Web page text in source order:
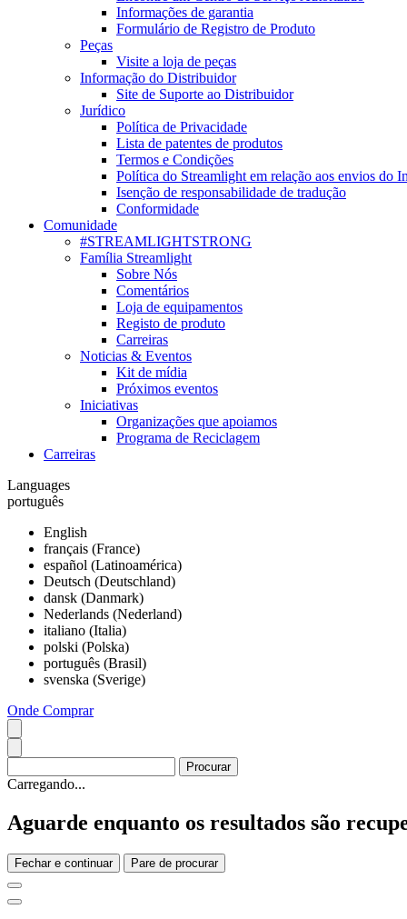
Informações de garantia
Formulário de Registro de Produto
Peças
Visite a loja de peças
Informação do Distribuidor
Site de Suporte ao Distribuidor
Jurídico
Política de Privacidade
Lista de patentes de produtos
Termos e Condições
Política do Streamlight em relação aos envios do
Isenção de responsabilidade de tradução
Conformidade
Comunidade
#STREAMLIGHTSTRONG
Família Streamlight
Sobre Nós
Comentários
Loja de equipamentos
Registo de produto
Carreiras
Noticias & Eventos
Kit de mídia
Próximos eventos
Iniciativas
Organizações que apoiamos
Programa de Reciclagem
Carreiras
Languages
português
English
français (France)
español (Latinoamérica)
Deutsch (Deutschland)
dansk (Danmark)
Nederlands (Nederland)
italiano (Italia)
polski (Polska)
português (Brasil)
svenska (Sverige)
Onde Comprar
Carregando...
Aguarde enquanto os resultados são
Fechar e continuar Pare de procurar